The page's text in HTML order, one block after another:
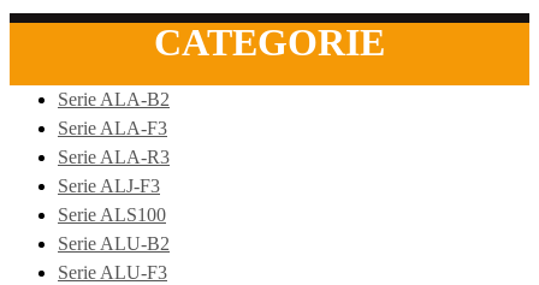
CATEGORIE
Serie ALA-B2
Serie ALA-F3
Serie ALA-R3
Serie ALJ-F3
Serie ALS100
Serie ALU-B2
Serie ALU-F3